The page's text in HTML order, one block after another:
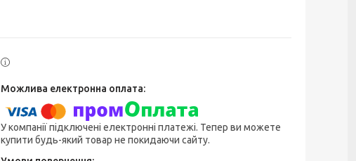
У компанії підключені електронні платежі. Тепер ви можете
купити будь-який товар не покидаючи сайту.